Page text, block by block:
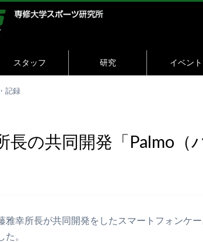
スタッフ 研究 イベント
記録
長の共同開発「Palmo
雅幸所長が共同開発をしたスマートフォンケ
。